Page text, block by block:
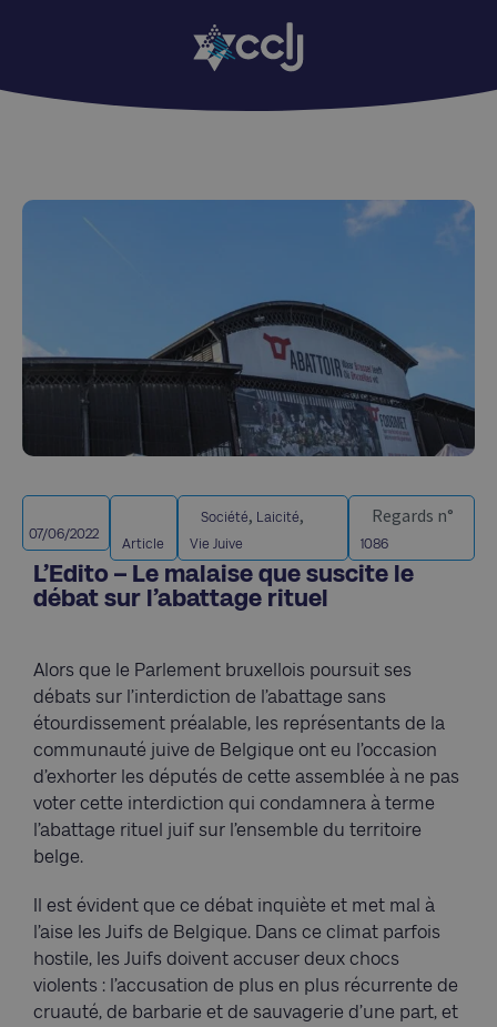
07/06/2022
Article
Société, Laicité,
Vie Juive
Regards n°
1086
L’Edito – Le malaise que suscite le
débat sur l’abattage rituel
Alors que le Parlement bruxellois poursuit ses
débats sur l’interdiction de l’abattage sans
étourdissement préalable, les représentants de la
communauté juive de Belgique ont eu l’occasion
d’exhorter les députés de cette assemblée à ne pas
voter cette interdiction qui condamnera à terme
l’abattage rituel juif sur l’ensemble du territoire
belge.
Il est évident que ce débat inquiète et met mal à
l’aise les Juifs de Belgique. Dans ce climat parfois
hostile, les Juifs doivent accuser deux chocs
violents : l’accusation de plus en plus récurrente de
cruauté, de barbarie et de sauvagerie d’une part, et